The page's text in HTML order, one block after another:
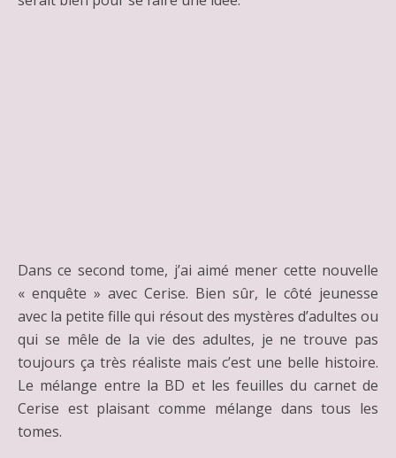
Dans ce second tome, j’ai aimé mener cette nouvelle
« enquête » avec Cerise. Bien sûr, le côté jeunesse
avec la petite fille qui résout des mystères d’adultes ou
qui se mêle de la vie des adultes, je ne trouve pas
toujours ça très réaliste mais c’est une belle histoire.
Le mélange entre la BD et les feuilles du carnet de
Cerise est plaisant comme mélange dans tous les
tomes.